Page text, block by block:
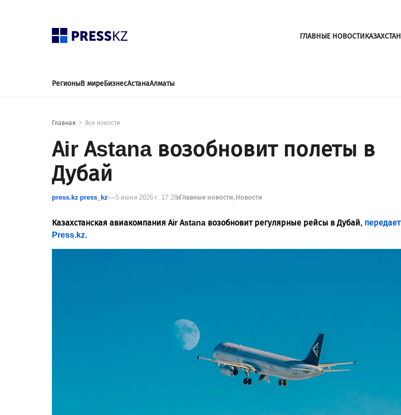
ГЛАВНЫЕ НОВОСТИКАЗАХСТАН
РегионыВ миреБизнесАстанаАлматы
Главная Все новости
Air Astana возобновит полеты в
Дубай
press.kz press_kz 5 июня 2026 г. 17:28вГлавные новости Новости
Казахстанская авиакомпания Air Astana возобновит регулярные рейсы в Дубай, передает
Press.kz.